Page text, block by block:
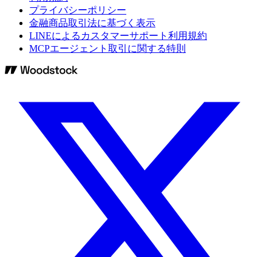
プライバシーポリシー
金融商品取引法に基づく表示
LINEによるカスタマーサポート利用規約
MCPエージェント取引に関する特則